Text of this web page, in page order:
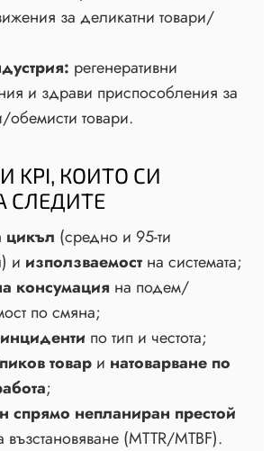
за деликатни товари/
регенеративни
и здрави приспособления за
обемисти товари.
KPI, КОИТО СИ
СЛЕДИТЕ
цикъл (средно и 95-ти
и използваемост на системата;
консумация на подем/
по смяна;
по тип и честота;
товар и натоварване по
;
спрямо непланиран престой
възстановяване (MTTR/MTBF).